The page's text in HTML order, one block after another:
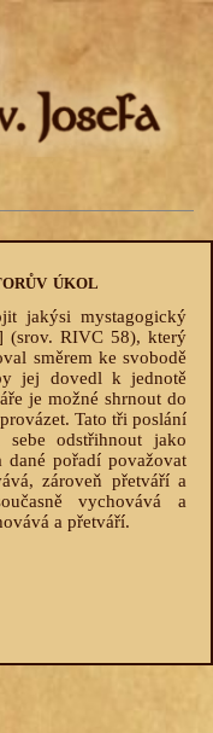
úkol
jakýsi mystagogický
(srov. RIVC 58), který
směrem ke svobodě
jej dovedl k jednotě
je možné shrnout do
Tato tři poslání
odstřihnout jako
dané pořadí považovat
zároveň přetváří a
vychovává a
a přetváří.